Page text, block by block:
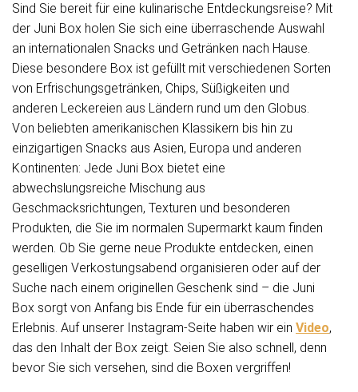
Sind Sie bereit für eine kulinarische Entdeckungsreise? Mit
der Juni Box holen Sie sich eine überraschende Auswahl
an internationalen Snacks und Getränken nach Hause.
Diese besondere Box ist gefüllt mit verschiedenen Sorten
von Erfrischungsgetränken, Chips, Süßigkeiten und
anderen Leckereien aus Ländern rund um den Globus.
Von beliebten amerikanischen Klassikern bis hin zu
einzigartigen Snacks aus Asien, Europa und anderen
Kontinenten: Jede Juni Box bietet eine
abwechslungsreiche Mischung aus
Geschmacksrichtungen, Texturen und besonderen
Produkten, die Sie im normalen Supermarkt kaum finden
werden. Ob Sie gerne neue Produkte entdecken, einen
geselligen Verkostungsabend organisieren oder auf der
Suche nach einem originellen Geschenk sind – die Juni
Box sorgt von Anfang bis Ende für ein überraschendes
Erlebnis. Auf unserer Instagram-Seite haben wir ein Video,
das den Inhalt der Box zeigt. Seien Sie also schnell, denn
bevor Sie sich versehen, sind die Boxen vergriffen!